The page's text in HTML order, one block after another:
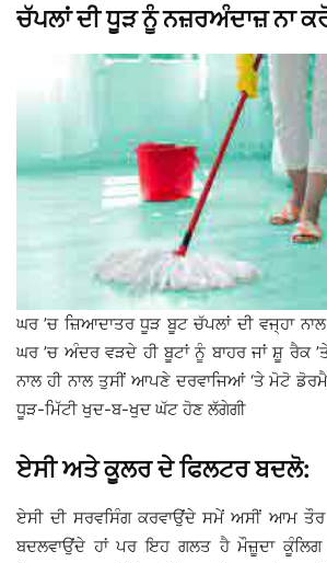
ਚੱਪਲਾਂ ਦੀ ਧੂੜ ਨੂੰ ਨਜ਼ਰਅੰਦਾਜ਼ ਨਾ
ਘਰ ’ਚ ਜ਼ਿਆਦਾਤਰ ਧੂੜ ਬੂਟ ਚੱਪਲਾਂ ਦੀ ਵਜ੍ਹਾ
ਘਰ ’ਚ ਅੰਦਰ ਵੜਦੇ ਹੀ ਬੂਟਾਂ ਨੂੰ ਬਾਹਰ ਜਾਂ ਸ਼ੂ ਰੈਕ
ਨਾਲ ਹੀ ਨਾਲ ਤੁਸੀਂ ਆਪਣੇ ਦਰਵਾਜਿਆਂ ‘ਤੇ ਮੋਟੋ
ਧੂੜ-ਮਿੱਟੀ ਖੁਦ-ਬ-ਖੁਦ ਘੱਟ ਹੋਣ ਲੱਗੇਗੀ
ਏਸੀ ਅਤੇ ਕੂਲਰ ਦੇ ਫਿਲਟਰ ਬਦਲੋ:
ਏਸੀ ਦੀ ਸਰਵਸਿੰਗ ਕਰਵਾਉਂਦੇ ਸਮੇਂ ਅਸੀਂ ਆਮ ਤੌਰ
ਬਦਲਵਾਉਂਦੇ ਹਾਂ ਪਰ ਇਹ ਗਲਤ ਹੈ ਮੌਜ਼ੂਦਾ ਕੂੰਲਿਗ